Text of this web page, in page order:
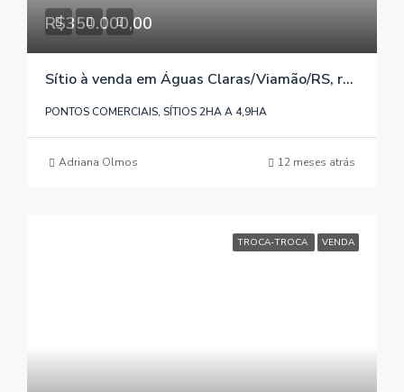
R$350.000,00
Sítio à venda em Águas Claras/Viamão/RS, referência 1429
PONTOS COMERCIAIS, SÍTIOS 2HA A 4,9HA
Adriana Olmos 12 meses atrás
TROCA-TROCA VENDA